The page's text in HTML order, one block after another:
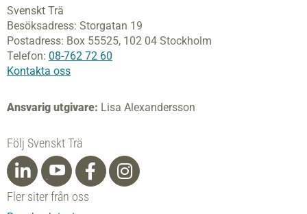
Svenskt Trä
Besöksadress: Storgatan 19
Postadress: Box 55525, 102 04 Stockholm
Telefon: 08-762 72 60
Kontakta oss
Ansvarig utgivare: Lisa Alexandersson
Följ Svenskt Trä
Fler siter från oss